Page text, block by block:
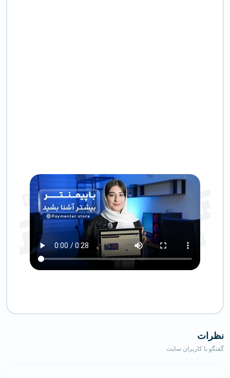
نظرات
گفتگو با کاربران سایت